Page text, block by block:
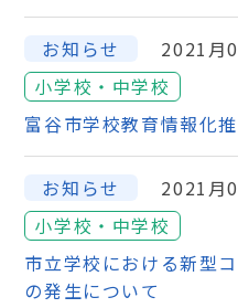
お知らせ
2021月
小学校・中学校
富谷市学校教育情報化
お知らせ
2021月
小学校・中学校
市立学校における新型
の発生について